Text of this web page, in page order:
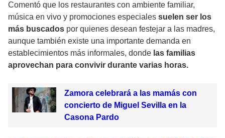
Comentó que los restaurantes con ambiente familiar,
música en vivo y promociones especiales suelen ser los
más buscados por quienes desean festejar a las madres,
aunque también existe una importante demanda en
establecimientos más informales, donde las familias
aprovechan para convivir durante varias horas.
Zamora celebrará a las mamás con
concierto de Miguel Sevilla en la
Casona Pardo